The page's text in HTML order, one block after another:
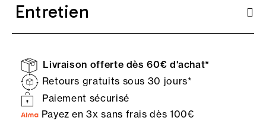
Entretien
Livraison offerte dès 60€ d'achat*
Retours gratuits sous 30 jours*
Paiement sécurisé
Payez en 3x sans frais dès 100€